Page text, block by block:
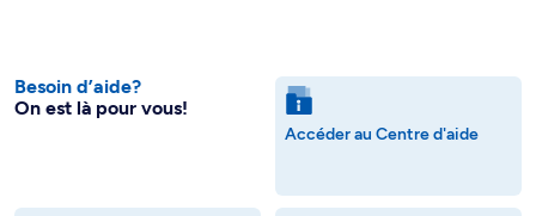
Besoin d’aide?
On est là pour vous!
Accéder au Centre d'aide